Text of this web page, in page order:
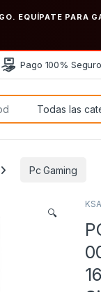
EQUÍPATE PARA
Pago 100% Seguro
Pc Gaming
🔍
KSA